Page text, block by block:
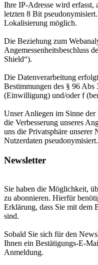
Ihre IP-Adresse wird erfasst,
letzten 8 Bit
Lokalisierung möglich.
Die Beziehung zum
Angemessenheitsbeschluss
Shield“).
Die Datenverarbeitung
Bestimmungen des § 96
(Einwilligung) und/oder f
Unser Anliegen im Sinne
die Verbesserung unseres
uns die Privatsphäre
Nutzerdaten pseudonymisiert.
Newsletter
Sie haben die Möglichkeit,
zu abonnieren. Hierfür
Erklärung, dass Sie mit dem
sind.
Sobald Sie sich für den
Ihnen ein Bestätigungs-E-
Anmeldung.